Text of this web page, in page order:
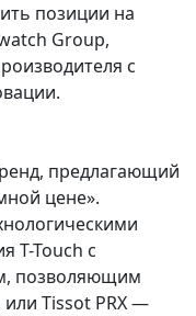
позиции на
Group,
с
предлагающий
цене».
T-Touch с
позволяющим
Tissot PRX —